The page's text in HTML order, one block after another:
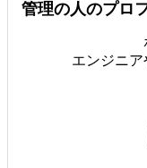
管理の人のプロ
エンジニア